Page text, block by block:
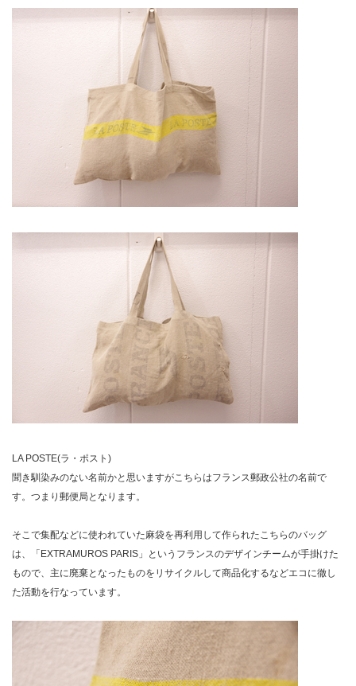
LA POSTE(ラ・ポスト)
聞き馴染みのない名前かと思いますがこちらはフランス郵政公社の名前で
す。つまり郵便局となります。
そこで集配などに使われていた麻袋を再利用して作られたこちらのバッグ
は、「EXTRAMUROS PARIS」というフランスのデザインチームが手掛けた
もので、主に廃棄となったものをリサイクルして商品化するなどエコに徹し
た活動を行なっています。